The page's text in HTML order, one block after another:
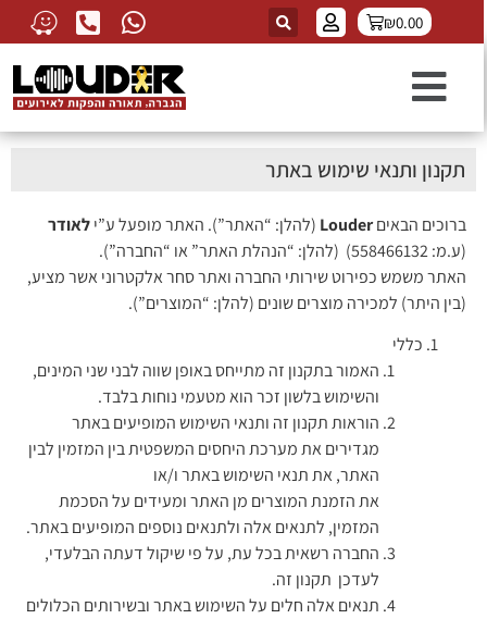
₪0.00
תקנון ותנאי שימוש באתר
ברוכים הבאיםLouder (להלן: “האתר”). האתר מופעל ע”ילאודר
(ע.מ: 558466132) (להלן: “הנהלת האתר” או “החברה”).
האתר משמש כפירוט שירותי החברה ואתר סחר אלקטרוני אשר מציע,
(בין היתר) למכירה מוצרים שונים (להלן: “המוצרים”).
כללי
האמור בתקנון זה מתייחס באופן שווה לבני שני המינים,
והשימוש בלשון זכר הוא מטעמי נוחות בלבד.
הוראות תקנון זה ותנאי השימוש המופיעים באתר
מגדירים את מערכת היחסים המשפטית בין המזמין לבין
האתר, את תנאי השימוש באתר ו/או
את הזמנת המוצרים מן האתר ומעידים על הסכמת
המזמין, לתנאים אלה ולתנאים נוספים המופיעים באתר.
החברה רשאית בכל עת, על פי שיקול דעתה הבלעדי,
לעדכן תקנון זה.
תנאים אלה חלים על השימוש באתר ובשירותים הכלולים